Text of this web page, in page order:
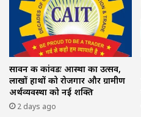
सावन की कांवडः आस्था का उत्सव,
लाखों हाथों को रोजगार और ग्रामीण
अर्थव्यवस्था को नई शक्ति
2 days ago